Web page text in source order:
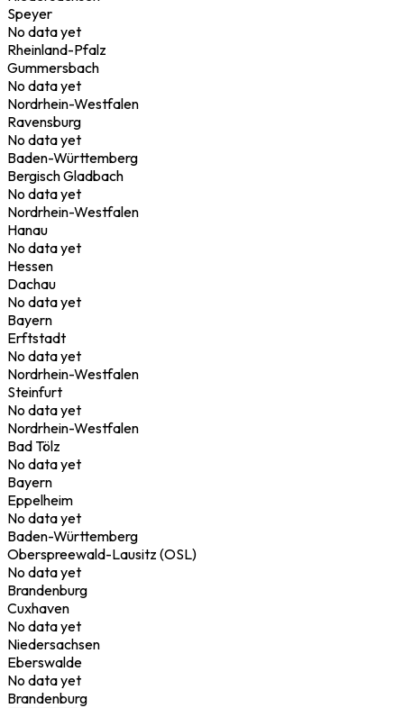
Speyer
No data yet
Rheinland-Pfalz
Gummersbach
No data yet
Nordrhein-Westfalen
Ravensburg
No data yet
Baden-Württemberg
Bergisch Gladbach
No data yet
Nordrhein-Westfalen
Hanau
No data yet
Hessen
Dachau
No data yet
Bayern
Erftstadt
No data yet
Nordrhein-Westfalen
Steinfurt
No data yet
Nordrhein-Westfalen
Bad Tölz
No data yet
Bayern
Eppelheim
No data yet
Baden-Württemberg
Oberspreewald-Lausitz (OSL)
No data yet
Brandenburg
Cuxhaven
No data yet
Niedersachsen
Eberswalde
No data yet
Brandenburg